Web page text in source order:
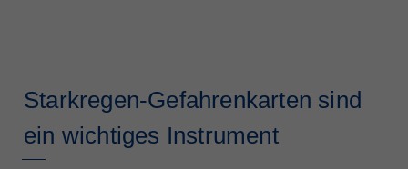
Starkregen-Gefahrenkarten sind
ein wichtiges Instrument